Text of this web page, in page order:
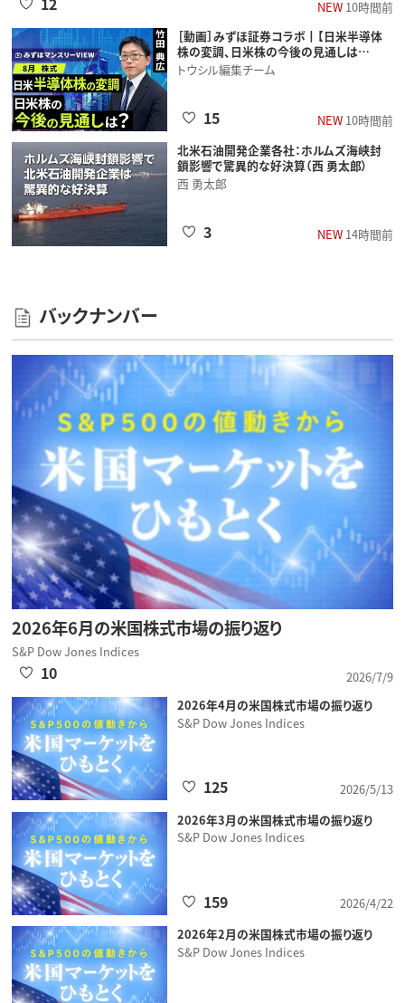
NEW10時間前
［動画］みずほ証券コラボ┃【日米半導体
株の変調、日米株の今後の見通しは…
トウシル編集チーム
NEW10時間前
15
北米石油開発企業各社：ホルムズ海峡封
鎖影響で驚異的な好決算（西 勇太郎）
西 勇太郎
NEW14時間前
3
バックナンバー
2026年6月の米国株式市場の振り返り
S&P Dow Jones Indices
2026/7/9
10
2026年4月の米国株式市場の振り返り
S&P Dow Jones Indices
2026/5/13
125
2026年3月の米国株式市場の振り返り
S&P Dow Jones Indices
2026/4/22
159
2026年2月の米国株式市場の振り返り
S&P Dow Jones Indices